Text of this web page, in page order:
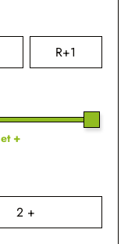
R+1
et +
2 +